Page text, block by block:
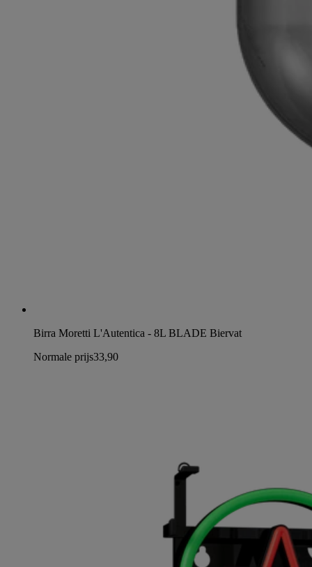
Birra Moretti L'Autentica - 8L BLADE Biervat
Normale prijs33,90